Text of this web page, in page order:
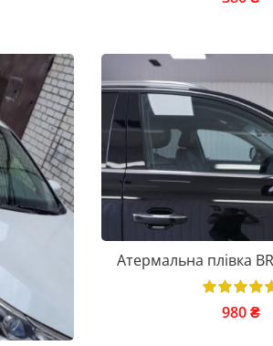
Атермальна плівка
980₴